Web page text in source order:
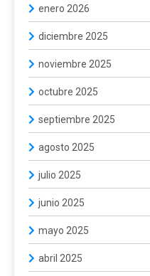
enero 2026
diciembre 2025
noviembre 2025
octubre 2025
septiembre 2025
agosto 2025
julio 2025
junio 2025
mayo 2025
abril 2025